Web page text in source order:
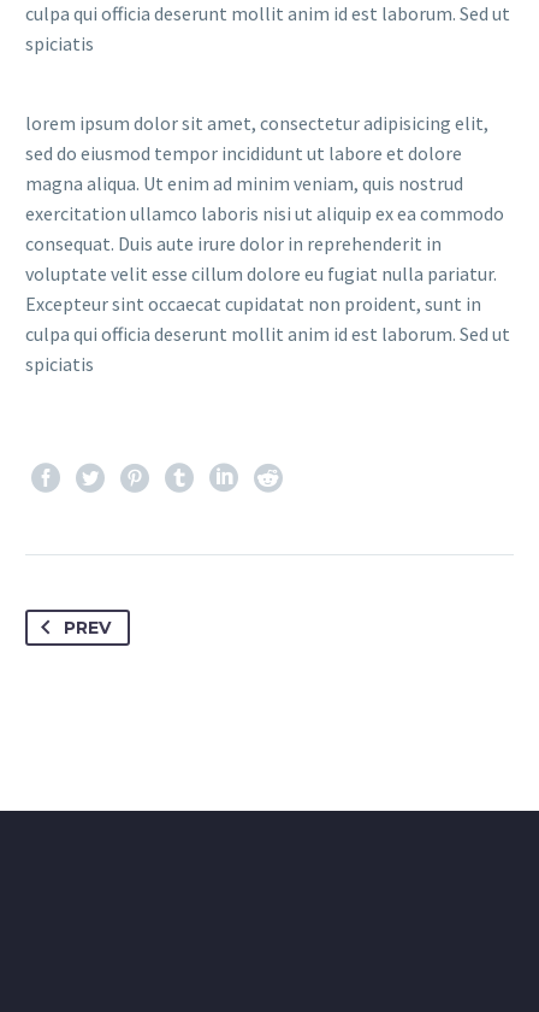
culpa qui officia deserunt mollit anim id est laborum. Sed ut
spiciatis
lorem ipsum dolor sit amet, consectetur adipisicing elit,
sed do eiusmod tempor incididunt ut labore et dolore
magna aliqua. Ut enim ad minim veniam, quis nostrud
exercitation ullamco laboris nisi ut aliquip ex ea commodo
consequat. Duis aute irure dolor in reprehenderit in
voluptate velit esse cillum dolore eu fugiat nulla pariatur.
Excepteur sint occaecat cupidatat non proident, sunt in
culpa qui officia deserunt mollit anim id est laborum. Sed ut
spiciatis
PREV